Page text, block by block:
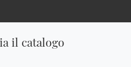
il catalogo